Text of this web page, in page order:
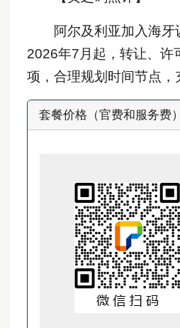
阿尔及利亚加入海
2026年7月起，转让、许
项，合理规划时间节点，
套餐价格（官费和服务费